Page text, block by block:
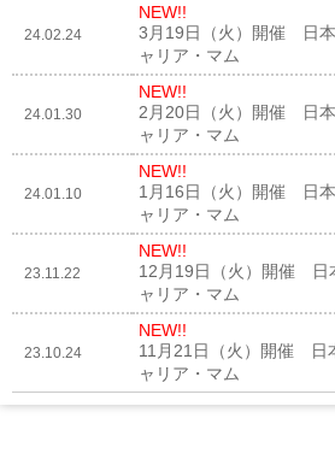
24.02.24
NEW!!
3月19日（火）開催 日
ャリア・マム
24.01.30
NEW!!
2月20日（火）開催 日
ャリア・マム
24.01.10
NEW!!
1月16日（火）開催 日
ャリア・マム
23.11.22
NEW!!
12月19日（火）開催 日
ャリア・マム
23.10.24
NEW!!
11月21日（火）開催 日
ャリア・マム